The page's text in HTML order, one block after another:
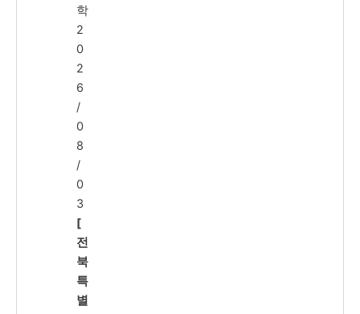
학
2
0
2
6
/
0
8
/
0
3
[
전
북
특
별